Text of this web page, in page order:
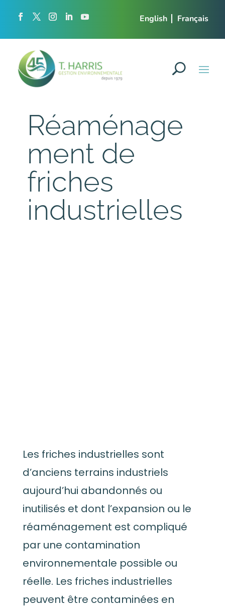
English Français
Réaménage
ment de
friches
industrielles
Les friches industrielles sont
d’anciens terrains industriels
aujourd’hui abandonnés ou
inutilisés et dont l’expansion ou le
réaménagement est compliqué
par une contamination
environnementale possible ou
réelle. Les friches industrielles
peuvent être contaminées en